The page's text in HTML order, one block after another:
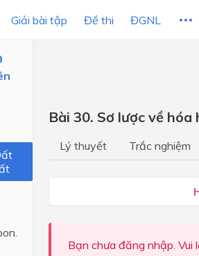
Giải bài tập Đề thi ĐGNL
Bài 30. Sơ lược về
Lý thuyết Trắc nghiệm
Bạn chưa đăng nhập. Vui